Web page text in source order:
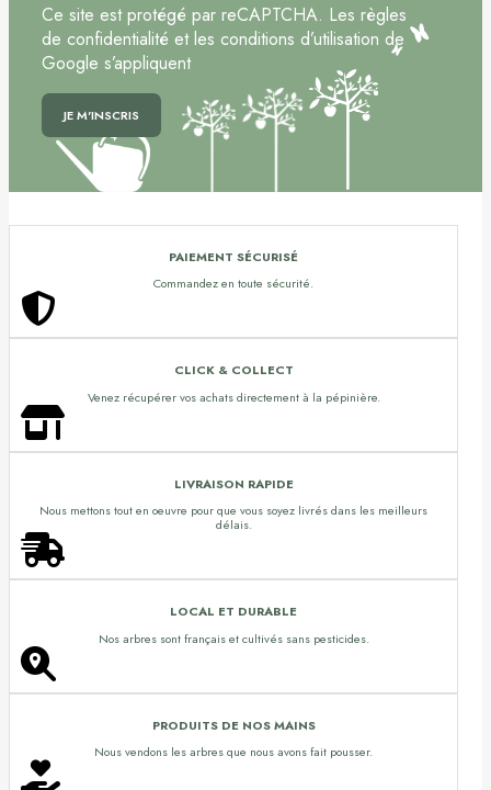
Ce site est protégé par reCAPTCHA. Les règles
de confidentialité et les conditions d’utilisation de
Google s’appliquent
PAIEMENT SÉCURISÉ
Commandez en toute sécurité.
CLICK & COLLECT
Venez récupérer vos achats directement à la pépinière.
LIVRAISON RAPIDE
Nous mettons tout en oeuvre pour que vous soyez livrés dans les meilleurs
délais.
LOCAL ET DURABLE
Nos arbres sont français et cultivés sans pesticides.
PRODUITS DE NOS MAINS
Nous vendons les arbres que nous avons fait pousser.